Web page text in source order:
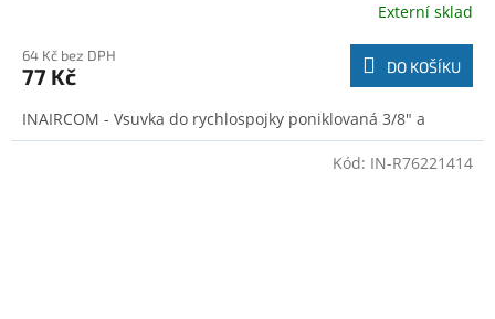
Externí sklad
64 Kč bez DPH
77 Kč DO KOŠÍKU
INAIRCOM - Vsuvka do rychlospojky poniklovaná 3/8" a
Kód: IN-R76221414